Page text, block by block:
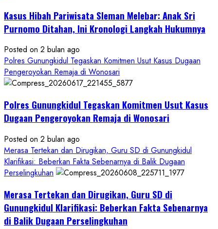
Sampai
Tuntas
Kasus Hibah Pariwisata Sleman Melebar: Anak Sri
Purnomo Ditahan, Ini Kronologi Langkah Hukumnya
Posted on 2 bulan ago
Polres Gunungkidul Tegaskan Komitmen Usut Kasus Dugaan
Pengeroyokan Remaja di Wonosari
Polres Gunungkidul Tegaskan Komitmen Usut Kasus
Dugaan Pengeroyokan Remaja di Wonosari
Posted on 2 bulan ago
Merasa Tertekan dan Dirugikan, Guru SD di Gunungkidul
Klarifikasi: Beberkan Fakta Sebenarnya di Balik Dugaan
Perselingkuhan
Merasa Tertekan dan Dirugikan, Guru SD di
Gunungkidul Klarifikasi: Beberkan Fakta Sebenarnya
di Balik Dugaan Perselingkuhan